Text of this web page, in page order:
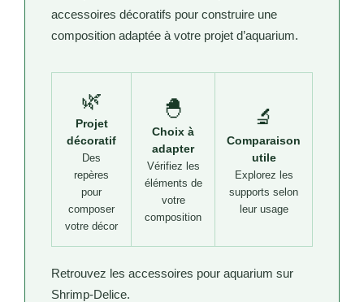
accessoires décoratifs pour construire une
composition adaptée à votre projet d’aquarium.
🌿
Projet
décoratif
Des
repères
pour
composer
votre décor
🐣
Choix à
adapter
Vérifiez les
éléments de
votre
composition
🔬
Comparaison
utile
Explorez les
supports selon
leur usage
Retrouvez les accessoires pour aquarium sur
Shrimp-Delice.